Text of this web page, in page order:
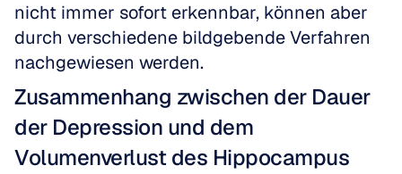
nicht immer sofort erkennbar, können aber
durch verschiedene bildgebende Verfahren
nachgewiesen werden.
Zusammenhang zwischen der Dauer
der Depression und dem
Volumenverlust des Hippocampus